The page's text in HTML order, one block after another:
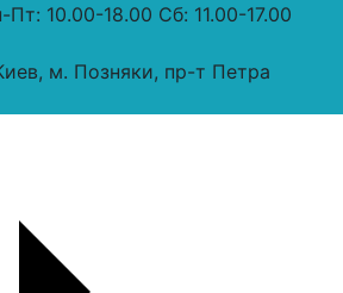
Пт: 10.00-18.00 Сб: 11.00-17.00
м. Позняки, пр-т Петра